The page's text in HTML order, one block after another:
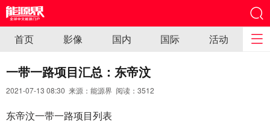
首页 影像 国内 国际 活动
一带一路项目汇总：东帝汶
2021-07-13 08:30 来源：能源界 阅读： 3512
东帝汶一带一路项目列表